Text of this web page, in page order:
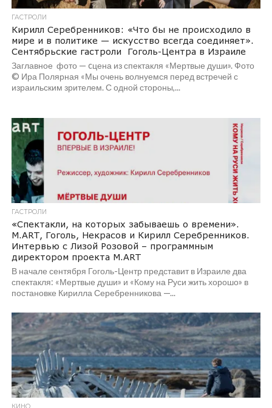
ГАСТРОЛИ
Кирилл Серебренников: «Что бы не происходило в
мире и в политике — искусство всегда соединяет».
Сентябрьские гастроли Гоголь-Центра в Израиле
Заглавное фото — cцена из спектакля «Мертвые души». Фото
© Ира Полярная «Мы очень волнуемся перед встречей с
израильским зрителем. С одной стороны,...
ГАСТРОЛИ
«Спектакли, на которых забываешь о времени».
M.ART, Гоголь, Некрасов и Кирилл Серебренников.
Интервью с Лизой Розовой – программным
директором проекта M.ART
В начале сентября Гоголь-Центр представит в Израиле два
спектакля: «Мертвые души» и «Кому на Руси жить хорошо» в
постановке Кирилла Серебренникова —...